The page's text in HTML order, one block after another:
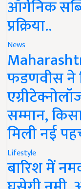
ऑर्गेनिक
प्रक्रिया..
News
फडणवीस ने
सम्मान,
मिली नई
Lifestyle
बारिश में